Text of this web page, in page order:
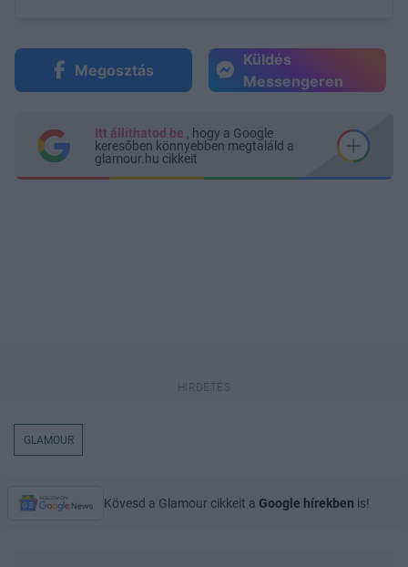
Megosztás
Küldés
Messengeren
Itt állíthatod be , hogy a Google
keresőben könnyebben megtaláld a
glamour.hu cikkeit
GLAMOUR
Kövesd a Glamour cikkeit a Google hírekben is!